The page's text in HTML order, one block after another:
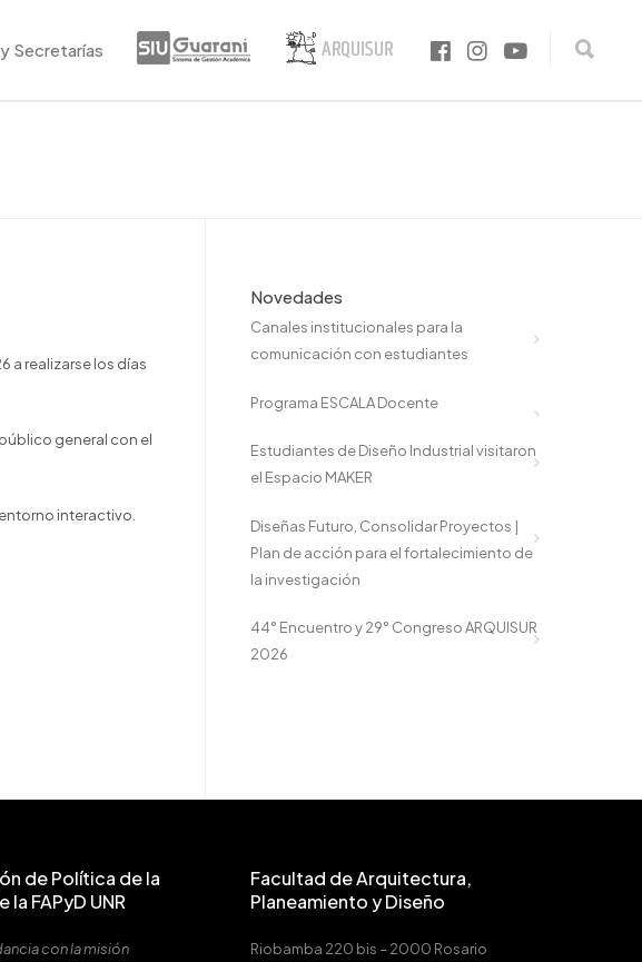
Secretarías
a realizarse los días
general con el
interactivo.
Novedades
Canales institucionales para la
comunicación con estudiantes
Programa ESCALA Docente
Estudiantes de Diseño Industrial visitaron
el Espacio MAKER
Diseñas Futuro, Consolidar Proyectos |
Plan de acción para el fortalecimiento de
la investigación
44° Encuentro y 29° Congreso ARQUISUR
2026
de Política de la
la FAPyD UNR
con la misión
Facultad de Arquitectura,
Planeamiento y Diseño
Riobamba 220 bis – 2000 Rosario